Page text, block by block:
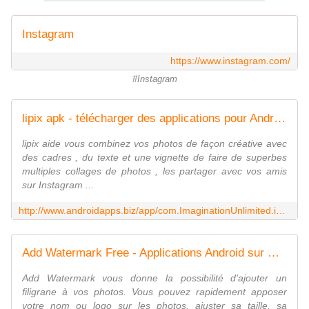
Instagram
https://www.instagram.com/
#Instagram
lipix apk - télécharger des applications pour Android
lipix aide vous combinez vos photos de façon créative avec
des cadres , du texte et une vignette de faire de superbes
multiples collages de photos , les partager avec vos amis
sur Instagram ...
Add Watermark Free - Applications Android sur Google Play
Add Watermark vous donne la possibilité d'ajouter un
filigrane à vos photos. Vous pouvez rapidement apposer
votre nom ou logo sur les photos, ajuster sa taille, sa